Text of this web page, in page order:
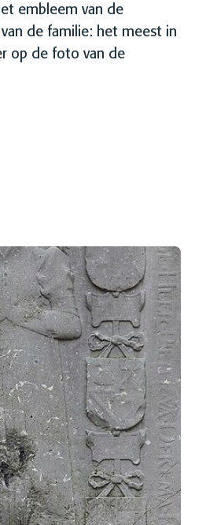
embleem van de
de familie: het meest in
op de foto van de